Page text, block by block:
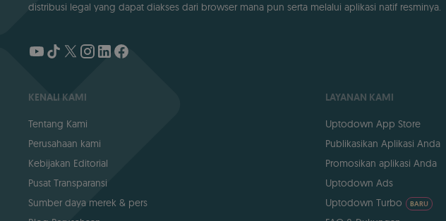
distribusi legal yang dapat diakses dari browser mana pun serta melalui aplikasi natif resminya.
KENALI KAMI
Tentang Kami
Perusahaan kami
Kebijakan Editorial
Pusat Transparansi
Sumber daya merek & pers
LAYANAN KAMI
Uptodown App Store
Publikasikan Aplikasi Anda
Promosikan aplikasi Anda
Uptodown Ads
Uptodown Turbo
BARU